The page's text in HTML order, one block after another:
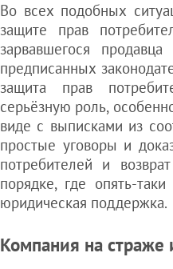
Во всех подобных
защите прав
зарвавшегося
предписанных
защита прав
серьёзную роль,
виде с выписками из
простые уговоры и
потребителей и
порядке, где опять-
юридическая поддержка.
Компания на страже